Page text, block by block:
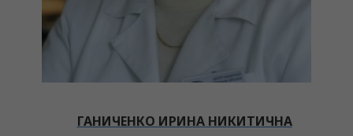
ГАНИЧЕНКО ИРИНА НИКИТИЧНА